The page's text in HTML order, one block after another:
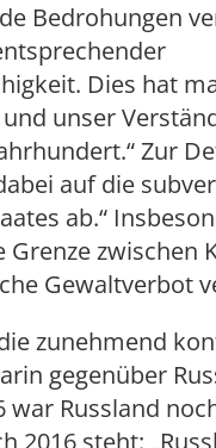
Bedrohungen
Dies hat
unser
Zur
auf die
ab.“
zwischen
Gewaltverbot
zunehmend
gegenüber
Russland